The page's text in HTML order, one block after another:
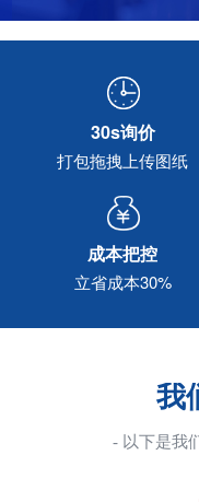
30s询价
打包拖拽上传图纸
成本把控
立省成本30%
我
- 以下是我